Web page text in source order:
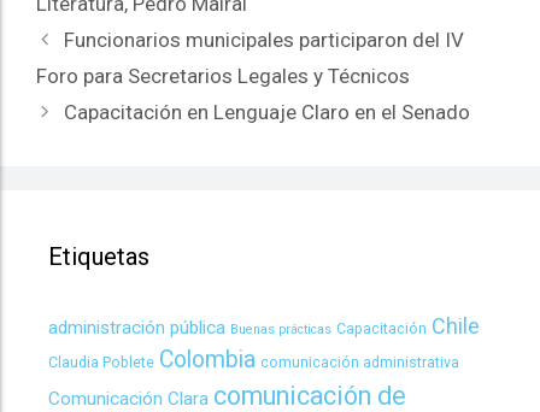
Funcionarios municipales participaron del IV
Foro para Secretarios Legales y Técnicos
Capacitación en Lenguaje Claro en el Senado
Etiquetas
administración pública Buenas prácticas Capacitación Chile
Claudia Poblete Colombia comunicación administrativa
Comunicación Clara comunicación de